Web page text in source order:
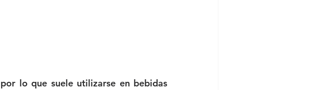
lo que suele utilizarse en bebidas